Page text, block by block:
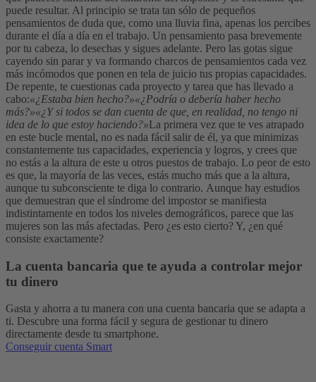
puede resultar. Al principio se trata tan sólo de pequeños
pensamientos de duda que, como una lluvia fina, apenas los percibes
durante el día a día en el trabajo. Un pensamiento pasa brevemente
por tu cabeza, lo desechas y sigues adelante. Pero las gotas sigue
cayendo sin parar y va formando charcos de pensamientos cada vez
más incómodos que ponen en tela de juicio tus propias capacidades.
De repente, te cuestionas cada proyecto y tarea que has llevado a
cabo:«¿Estaba bien hecho?»«¿Podría o debería haber hecho
más?»«¿Y si todos se dan cuenta de que, en realidad, no tengo ni
idea de lo que estoy haciendo?»La primera vez que te ves atrapado
en este bucle mental, no es nada fácil salir de él, ya que minimizas
constantemente tus capacidades, experiencia y logros, y crees que
no estás a la altura de este u otros puestos de trabajo. Lo peor de esto
es que, la mayoría de las veces, estás mucho más que a la altura,
aunque tu subconsciente te diga lo contrario. Aunque hay estudios
que demuestran que el síndrome del impostor se manifiesta
indistintamente en todos los niveles demográficos, parece que las
mujeres son las más afectadas. Pero ¿es esto cierto? Y, ¿en qué
consiste exactamente?
La cuenta bancaria que te ayuda a controlar mejor
tu dinero
Gasta y ahorra a tu manera con una cuenta bancaria que se adapta a
ti. Descubre una forma fácil y segura de gestionar tu dinero
directamente desde tu smartphone.
Conseguir cuenta Smart